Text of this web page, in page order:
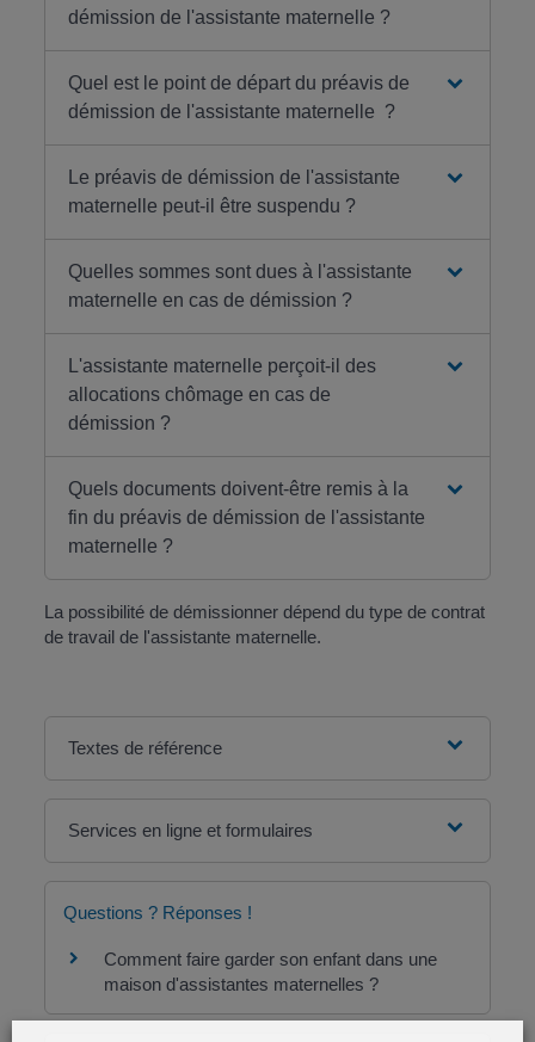
démission de l'assistante maternelle ?
Quel est le point de départ du préavis de
démission de l'assistante maternelle ?
Le préavis de démission de l'assistante
maternelle peut-il être suspendu ?
Quelles sommes sont dues à l'assistante
maternelle en cas de démission ?
L'assistante maternelle perçoit-il des
allocations chômage en cas de
démission ?
Quels documents doivent-être remis à la
fin du préavis de démission de l'assistante
maternelle ?
La possibilité de démissionner dépend du type de contrat
de travail de l'assistante maternelle.
Textes de référence
Services en ligne et formulaires
Questions ? Réponses !
Comment faire garder son enfant dans une
maison d'assistantes maternelles ?